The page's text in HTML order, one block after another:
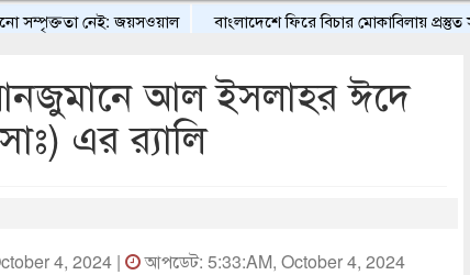
নেই: জয়সওয়াল বাংলাদেশে ফিরে বিচার মোকাবিলায় প্রস্তুত
আনজুমানে আল ইসলাহর ঈদে
এর র‌্যালি
4, 2024 | আপডেট: 5:33:AM, October 4, 2024